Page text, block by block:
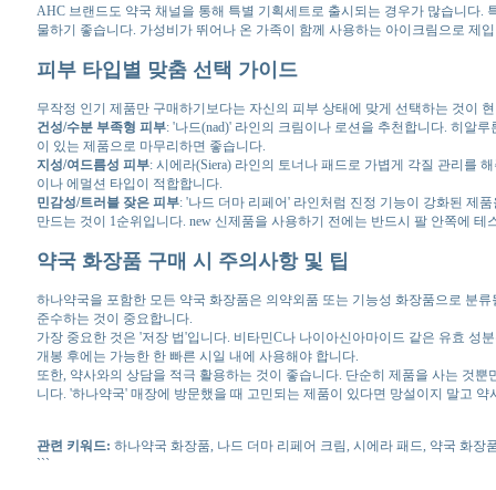
AHC 브랜드도 약국 채널을 통해 특별 기획세트로 출시되는 경우가 많습니다.
물하기 좋습니다. 가성비가 뛰어나 온 가족이 함께 사용하는 아이크림으로 제
피부 타입별 맞춤 선택 가이드
무작정 인기 제품만 구매하기보다는 자신의 피부 상태에 맞게 선택하는 것이
건성/수분 부족형 피부: '나드(nad)' 라인의 크림이나 로션을 추천합니다. 히알
이 있는 제품으로 마무리하면 좋습니다.
지성/여드름성 피부: 시에라(Siera) 라인의 토너나 패드로 가볍게 각질 관리를
이나 에멀션 타입이 적합합니다.
민감성/트러블 잦은 피부: '나드 더마 리페어' 라인처럼 진정 기능이 강화된 제
만드는 것이 1순위입니다. new 신제품을 사용하기 전에는 반드시 팔 안쪽에 테
약국 화장품 구매 시 주의사항 및 팁
하나약국을 포함한 모든 약국 화장품은 의약외품 또는 기능성 화장품으로 분
준수하는 것이 중요합니다.
가장 중요한 것은 '저장 법'입니다. 비타민C나 나이아신아마이드 같은 유효 성
개봉 후에는 가능한 한 빠른 시일 내에 사용해야 합니다.
또한, 약사와의 상담을 적극 활용하는 것이 좋습니다. 단순히 제품을 사는 것
니다. '하나약국' 매장에 방문했을 때 고민되는 제품이 있다면 망설이지 말고
관련 키워드: 하나약국 화장품, 나드 더마 리페어 크림, 시에라 패드, 약국 화
```